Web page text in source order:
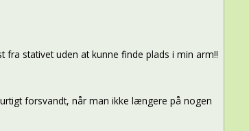
stativet uden at kunne finde plads i min arm!!
forsvandt, når man ikke længere på nogen